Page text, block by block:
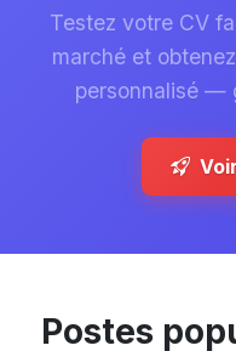
Testez votre CV
marché et
personnalisé —
Postes